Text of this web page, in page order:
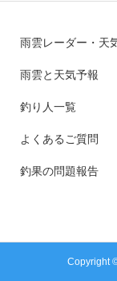
雨雲レーダー・天
雨雲と天気予報
釣り人一覧
よくあるご質問
釣果の問題報告
Copyright